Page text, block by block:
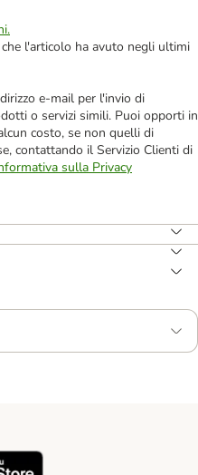
l'articolo ha avuto negli ultimi
e-mail per l'invio di
o servizi simili. Puoi opporti in
costo, se non quelli di
contattando il Servizio Clienti di
sulla Privacy